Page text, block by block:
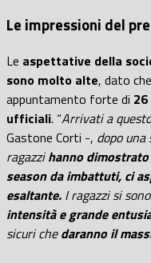
Le impressioni del
Le aspettative della
sono molto alte, dato
appuntamento forte di
ufficiali. “Arrivati a
Gastone Corti -, dopo
ragazzihanno
season da imbattuti, ci
esaltante. I ragazzi si sono
intensità e grande
sicuri chedaranno il